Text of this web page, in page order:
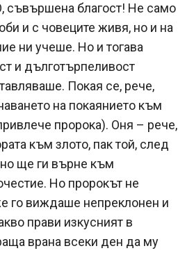
съвършена благост! Не само
и с човеците живя, но и на
ни учеше. Но и тогава
и дълготърпеливост
Покая се, рече,
на покаянието към
пророка). Оня – рече,
към злото, пак той, след
ще ги върне към
Но пророкът не
го виждаше непреклонен и
прави изкусният в
врана всеки ден да му